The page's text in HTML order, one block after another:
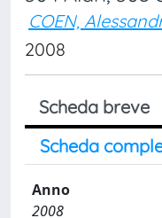
COEN,
2008
Scheda breve
Scheda
Anno
2008